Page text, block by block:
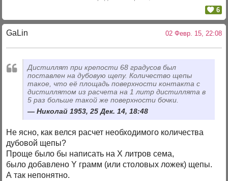
6
GaLin 02 Февр. 15, 22:08
Дистиллят при крепости 68 градусов был
поставлен на дубовую щепу. Количество щепы
такое, что её площадь поверхности контакта с
дистиллятом из расчета на 1 литр дистиллята в
5 раз больше такой же поверхности бочки.
Николай 1953, 25 Дек. 14, 18:48
Не ясно, как велся расчет необходимого количества
дубовой щепы?
Проще было бы написать на Х литров сема,
было добавлено Y грамм (или столовых ложек) щепы.
А так непонятно.